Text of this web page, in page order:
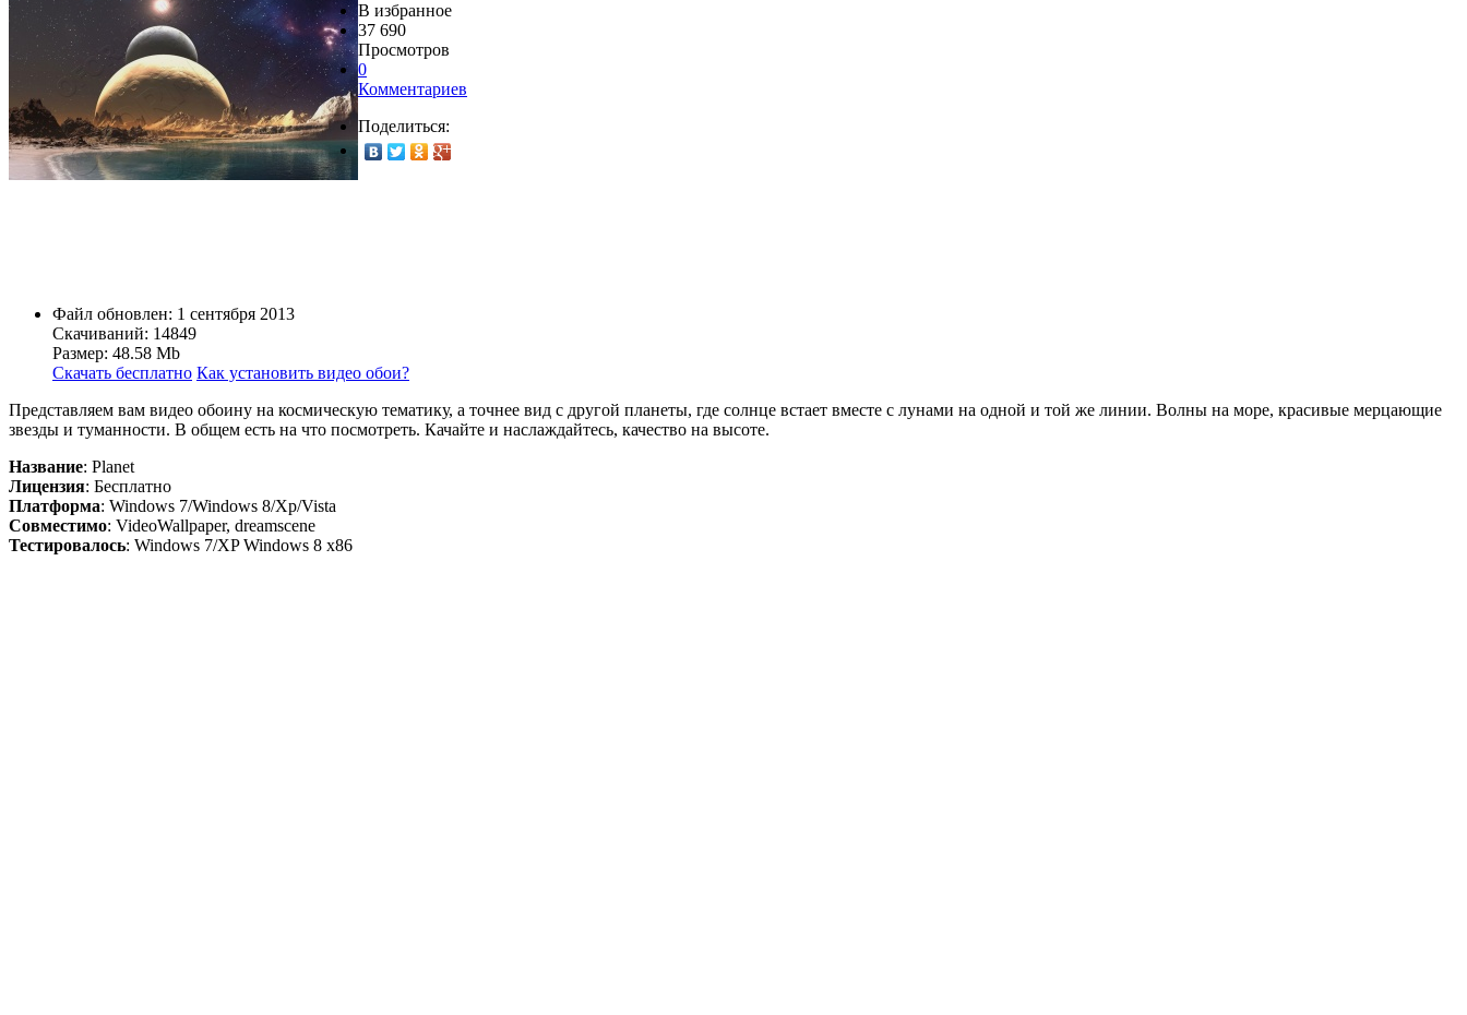
В избранное
37 690
Просмотров
0
Комментариев
Поделиться:
Файл обновлен: 1 сентября 2013
Скачиваний: 14849
Размер: 48.58 Mb
Скачать бесплатно Как установить видео обои?
Представляем вам видео обоину на космическую тематику, а точнее вид с другой планеты, где солнце встает вместе с лунами на одной и той же линии. Волны на море, красивые мерцающие
звезды и туманности. В общем есть на что посмотреть. Качайте и наслаждайтесь, качество на высоте.
Название: Planet
Лицензия: Бесплатно
Платформа: Windows 7/Windows 8/Xp/Vista
Совместимо: VideoWallpaper, dreamscene
Тестировалось: Windows 7/XP Windows 8 x86